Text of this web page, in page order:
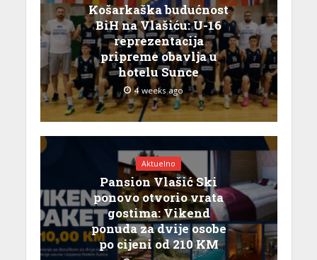
Košarkaška budućnost
BiH na Vlašiću: U-16
reprezentacija
pripreme obavlja u
hotelu Sunce
4 weeks ago
Aktuelno
Pansion Vlašić Ski
ponovo otvorio vrata
gostima: Vikend
ponuda za dvije osobe
po cijeni od 210 KM